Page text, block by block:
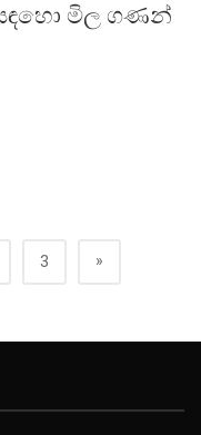
මිල ගණන්
3 »